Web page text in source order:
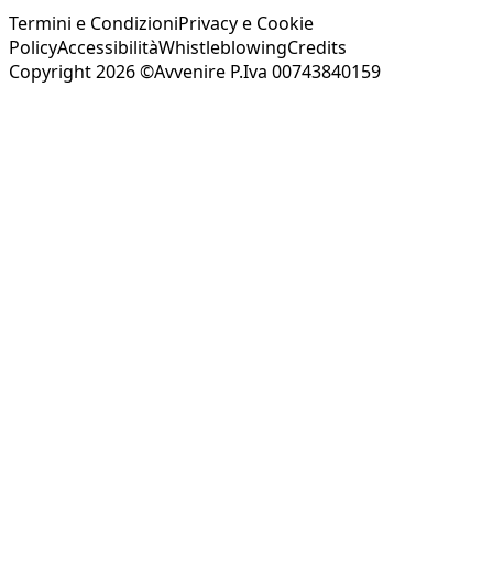
Termini e CondizioniPrivacy e Cookie
PolicyAccessibilitàWhistleblowingCredits
Copyright 2026 ©Avvenire P.Iva 00743840159